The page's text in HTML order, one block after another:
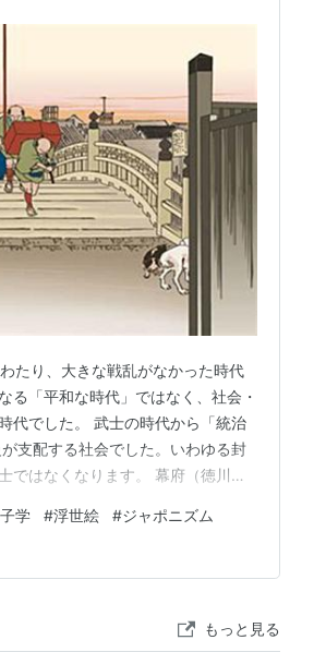
たり、大きな戦乱がなかった時代
る「平和な時代」ではなく、社会・
代でした。 武士の時代から「統治
支配する社会でした。いわゆる封
ではなくなります。 幕府（徳川幕
変わり、社会は安定へと向かいま
学 #浮世絵 #ジャポニズム
もっと見る